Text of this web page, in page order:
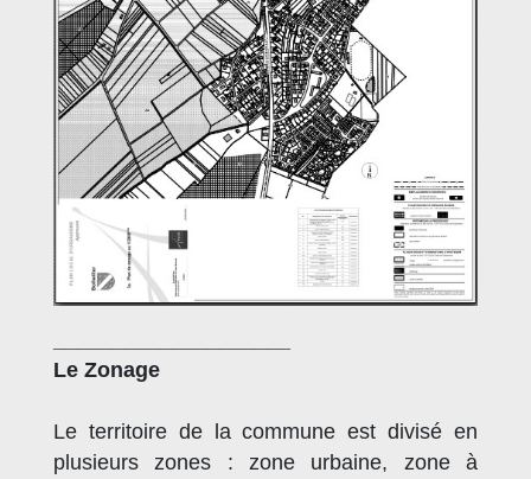
Le Zonage
Le territoire de la commune est divisé en
plusieurs zones : zone urbaine, zone à